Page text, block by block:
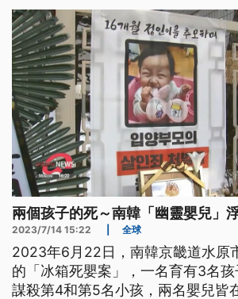
兩個孩子的死～南韓「幽靈嬰兒」
2023/7/14 15:22 全球
2023年6月22日，南韓京畿道水原
的「冰箱死嬰案」，一名育有3名
謀殺第4和第5名小孩，兩名嬰兒皆